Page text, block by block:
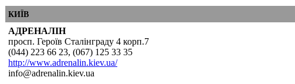
КИЇВ
АДРЕНАЛІН
просп. Героїв Сталінграду 4 корп.7
(044) 223 66 23, (067) 125 33 35
http://www.adrenalin.kiev.ua/
info@adrenalin.kiev.ua